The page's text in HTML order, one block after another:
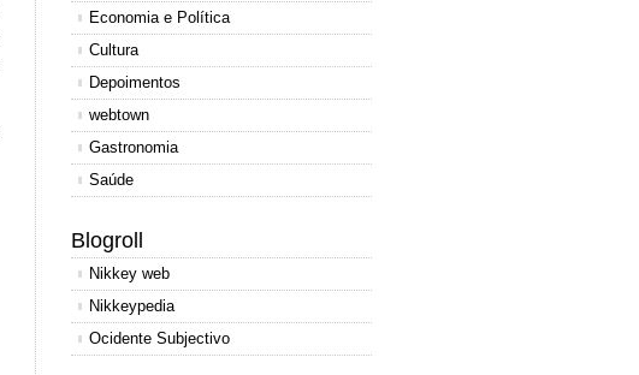
Economia e Política
Cultura
Depoimentos
webtown
Gastronomia
Saúde
Blogroll
Nikkey web
Nikkeypedia
Ocidente Subjectivo